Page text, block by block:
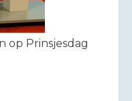
op Prinsjesdag